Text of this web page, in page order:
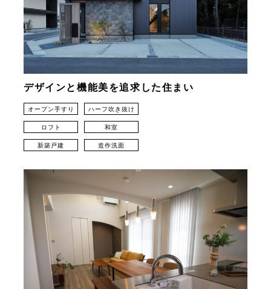
デザインと機能美を追求した住まい
オープン手すり ハーフ吹き抜け
ロフト 和室
新築戸建 造作洗面